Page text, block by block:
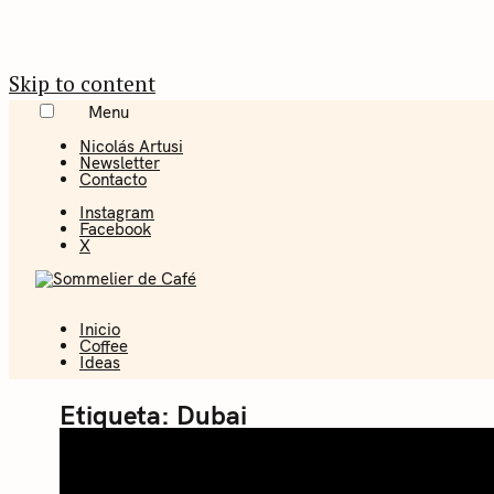
Skip to content
Menu
Nicolás Artusi
Newsletter
Contacto
Instagram
Facebook
X
Sommelier
Coffee + Ideas
Inicio
Coffee
Ideas
Etiqueta: Dubai